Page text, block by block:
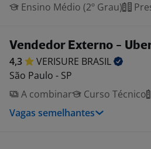
Ensino Médio (2º Grau)
Vendedor Externo -
4,3 VERISURE BRASIL
São Paulo - SP
A combinar
Curso Técnico
Vagas semelhantes